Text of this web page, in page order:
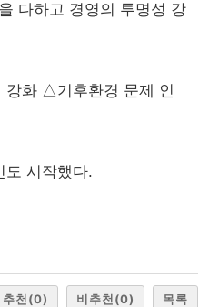
다하고 경영의 투명성 강
강화 △기후환경 문제 인
도 시작했다.
추천(0) 비추천(0) 목록